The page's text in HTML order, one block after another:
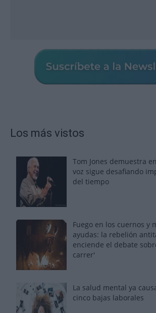
Los más vistos
Tom Jones demuestra
voz sigue desafiando
del tiempo
Fuego en los cuernos y
ayudas: la rebelión
enciende el debate
carrer'
La salud mental ya
cinco bajas laborales